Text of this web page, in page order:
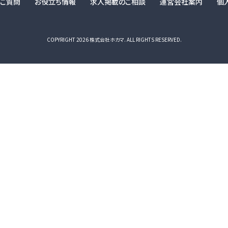
COPYRIGHT 2026 株式会社ホカマ. ALL RIGHTS RESERVED.